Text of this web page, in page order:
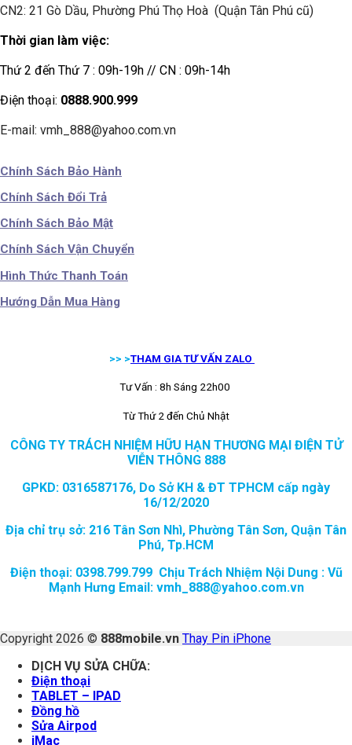
CN2: 21 Gò Dầu, Phường Phú Thọ Hoà (Quận Tân Phú cũ)
Thời gian làm việc:
Thứ 2 đến Thứ 7 : 09h-19h // CN : 09h-14h
Điện thoại: 0888.900.999
E-mail: vmh_888@yahoo.com.vn
Chính Sách Bảo Hành
Chính Sách Đổi Trả
Chính Sách Bảo Mật
Chính Sách Vận Chuyển
Hình Thức Thanh Toán
Hướng Dẫn Mua Hàng
>> >THAM GIA TƯ VẤN ZALO
Tư Vấn : 8h Sáng 22h00
Từ Thứ 2 đến Chủ Nhật
CÔNG TY TRÁCH NHIỆM HỮU HẠN THƯƠNG MẠI ĐIỆN TỬ
VIỄN THÔNG 888
GPKD: 0316587176, Do Sở KH & ĐT TPHCM cấp ngày
16/12/2020
Địa chỉ trụ sở: 216 Tân Sơn Nhì, Phường Tân Sơn, Quận Tân
Phú, Tp.HCM
Điện thoại: 0398.799.799 Chịu Trách Nhiệm Nội Dung : Vũ
Mạnh Hưng Email: vmh_888@yahoo.com.vn
Copyright 2026 © 888mobile.vn Thay Pin iPhone
DỊCH VỤ SỬA CHỮA:
Điện thoại
TABLET – IPAD
Đồng hồ
Sửa Airpod
iMac